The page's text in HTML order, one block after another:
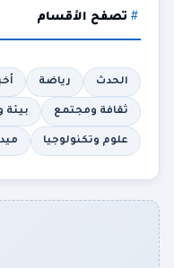
تصفح الأقسام
الحدث رياضة
ثقافة ومجتمع
علوم وتكنولوجيا